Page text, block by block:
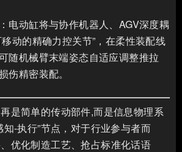
：电动缸将与协作机器人、AGV深度耦
动的精确力控关节”，在柔性装配线
随机械臂末端姿态自适应调整推拉
伤精密装配。
是简单的传动部件,而是信息物理系
知-执行”节点，对于行业参与者而
优化制造工艺、抢占标准化话语